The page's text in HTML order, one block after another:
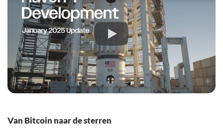
Van Bitcoin naar de sterren